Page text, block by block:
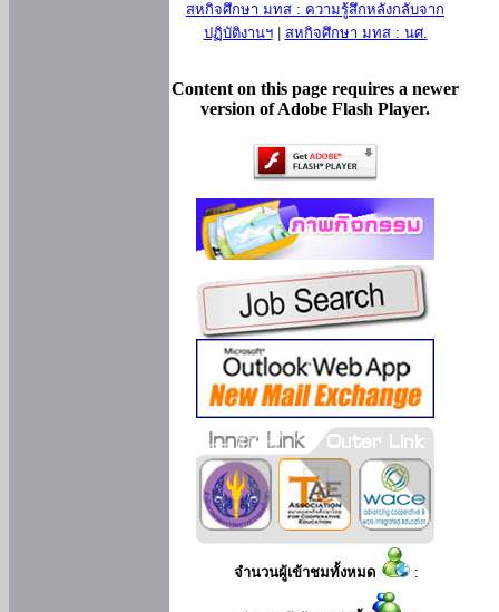
สหกิจศึกษา มทส : ความรู้สึกหลังกลับจาก
ปฏิบัติงานฯ| สหกิจศึกษา มทส : นศ.
Content on this page requires a newer
version of Adobe Flash Player.
จำนวนผู้เข้าชมทั้งหมด :